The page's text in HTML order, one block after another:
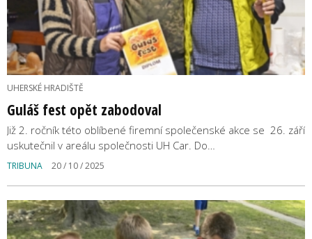
UHERSKÉ HRADIŠTĚ
Guláš fest opět zabodoval
Již 2. ročník této oblíbené firemní společenské akce se 26. září
uskutečnil v areálu společnosti UH Car. Do…
TRIBUNA 20 / 10 / 2025